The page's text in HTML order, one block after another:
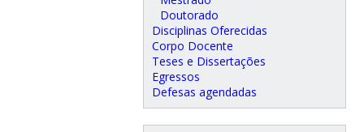
Doutorado
Disciplinas Oferecidas
Corpo Docente
Teses e Dissertações
Egressos
Defesas agendadas